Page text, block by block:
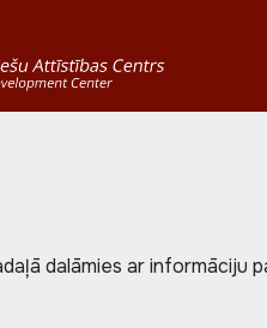
dalāmies ar informāciju